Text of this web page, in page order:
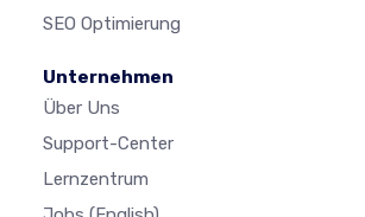
SEO Optimierung
Unternehmen
Über Uns
Support-Center
Lernzentrum